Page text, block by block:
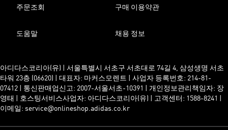
주문조회 구매 이용약관
도움말 채용 정보
아디다스코리아(유) | 서울특별시 서초구 서초대로 74길 4, 삼성생명 서초
타워 23층 (06620) | 대표자: 마커스모렌트 | 사업자 등록번호: 214-81-
07412 | 통신판매업신고: 2007-서울서초-10391 | 개인정보관리책임자: 장
영태 | 호스팅서비스사업자: 아디다스코리아(유) | 고객센터: 1588-8241 |
이메일: service@onlineshop.adidas.co.kr